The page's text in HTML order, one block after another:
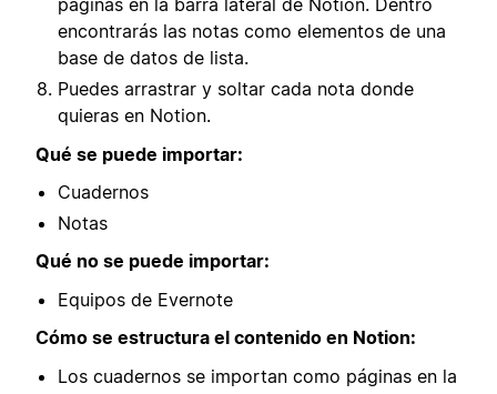
páginas en la barra lateral de Notion. Dentro
encontrarás las notas como elementos de una
base de datos de lista.
Puedes arrastrar y soltar cada nota donde
quieras en Notion.
Qué se puede importar:
Cuadernos
Notas
Qué no se puede importar:
Equipos de Evernote
Cómo se estructura el contenido en Notion:
Los cuadernos se importan como páginas en la